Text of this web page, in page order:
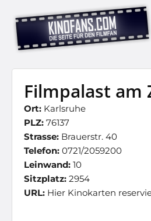
Filmpalast am
Ort: Karlsruhe
PLZ: 76137
Strasse: Brauerstr. 40
Telefon: 0721/2059200
Leinwand: 10
Sitzplatz: 2954
URL: Hier Kinokarten